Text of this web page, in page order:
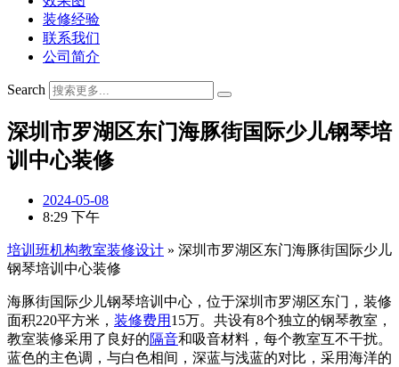
装修经验
联系我们
公司简介
Search
深圳市罗湖区东门海豚街国际少儿钢琴培
训中心装修
2024-05-08
8:29 下午
培训班机构教室装修设计 » 深圳市罗湖区东门海豚街国际少儿
钢琴培训中心装修
海豚街国际少儿钢琴培训中心，位于深圳市罗湖区东门，装修
面积220平方米， 装修费用 15万。共设有8个独立的钢琴教室，
教室装修采用了良好的隔音和吸音材料，每个教室互不干扰。
蓝色的主色调，与白色相间，深蓝与浅蓝的对比，采用海洋的